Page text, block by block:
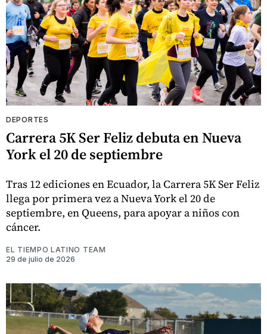
DEPORTES
Carrera 5K Ser Feliz debuta en Nueva
York el 20 de septiembre
Tras 12 ediciones en Ecuador, la Carrera 5K Ser Feliz
llega por primera vez a Nueva York el 20 de
septiembre, en Queens, para apoyar a niños con
cáncer.
EL TIEMPO LATINO TEAM
29 de julio de 2026